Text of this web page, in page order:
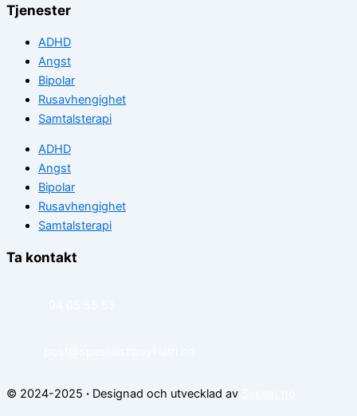
Tjenester
ADHD
Angst
Bipolar
Rusavhengighet
Samtalsterapi
ADHD
Angst
Bipolar
Rusavhengighet
Samtalsterapi
Ta kontakt
© 2024-2025 · Designad och utvecklad av